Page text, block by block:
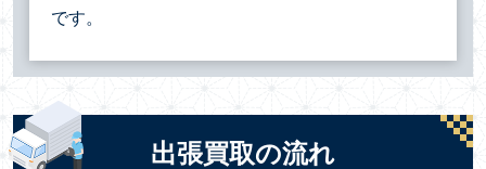
です。
出張買取の流れ